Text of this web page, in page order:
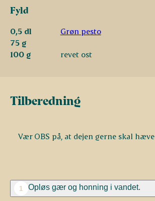
Fyld
0,5 dl
Grøn pesto
75 g
100 g
revet ost
Tilberedning
Vær OBS på, at dejen gerne skal hæve
1 Opløs gær og honning i vandet.